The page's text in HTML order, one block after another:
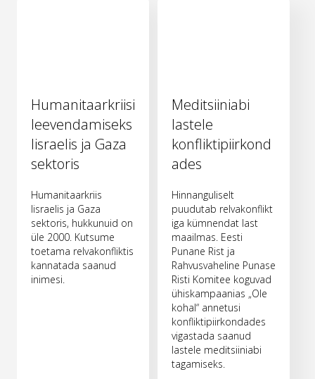
Humanitaarkriisi
leevendamiseks
Iisraelis ja Gaza
sektoris
Humanitaarkriis
Iisraelis ja Gaza
sektoris, hukkunuid on
üle 2000. Kutsume
toetama relvakonfliktis
kannatada saanud
inimesi.
Meditsiiniabi
lastele
konfliktipiirkond
ades
Hinnanguliselt
puudutab relvakonflikt
iga kümnendat last
maailmas. Eesti
Punane Rist ja
Rahvusvaheline Punase
Risti Komitee koguvad
ühiskampaanias „Ole
kohal“ annetusi
konfliktipiirkondades
vigastada saanud
lastele meditsiiniabi
tagamiseks.